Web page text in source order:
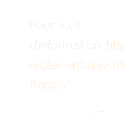
reglementaire/
france/